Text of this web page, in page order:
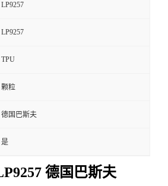
LP9257
LP9257
TPU
颗粒
德国巴斯夫
是
德国巴斯夫